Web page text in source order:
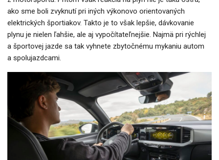
ako sme boli zvyknutí pri iných výkonovo orientovaných
elektrických športiakov. Takto je to však lepšie, dávkovanie
plynu je nielen ľahšie, ale aj vypočítateľnejšie. Najmä pri rýchlej
a športovej jazde sa tak vyhnete zbytočnému mykaniu autom
a spolujazdcami.